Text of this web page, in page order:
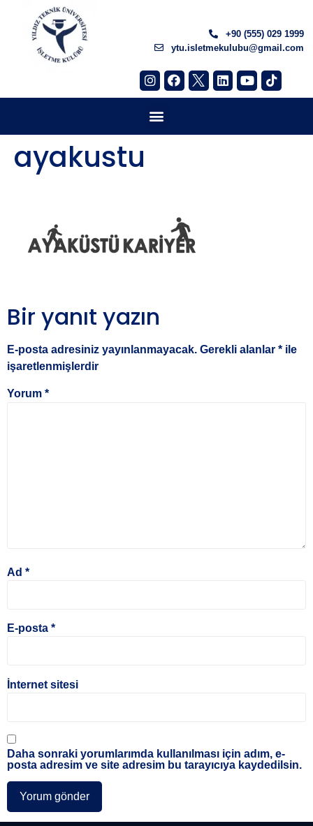
+90 (555) 029 1999
ytu.isletmekulubu@gmail.com
ayakustu
Bir yanıt yazın
E-posta adresiniz yayınlanmayacak. Gerekli alanlar * ile
işaretlenmişlerdir
Yorum *
Ad *
E-posta *
İnternet sitesi
Daha sonraki yorumlarımda kullanılması için adım, e-
posta adresim ve site adresim bu tarayıcıya kaydedilsin.